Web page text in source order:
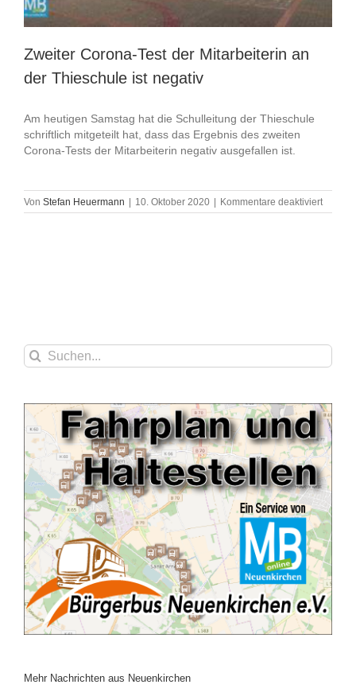
Zweiter Corona-Test der Mitarbeiterin an
der Thieschule ist negativ
Am heutigen Samstag hat die Schulleitung der Thieschule
schriftlich mitgeteilt hat, dass das Ergebnis des zweiten
Corona-Tests der Mitarbeiterin negativ ausgefallen ist.
Von Stefan Heuermann | 10. Oktober 2020 | Kommentare deaktiviertfür
Zweiter
Suche
nach:
Mehr Nachrichten aus Neuenkirchen